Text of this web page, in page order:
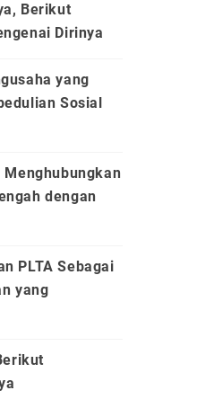
Berikut
Dirinya
yang
Sosial
Menghubungkan
dengan
PLTA Sebagai
yang